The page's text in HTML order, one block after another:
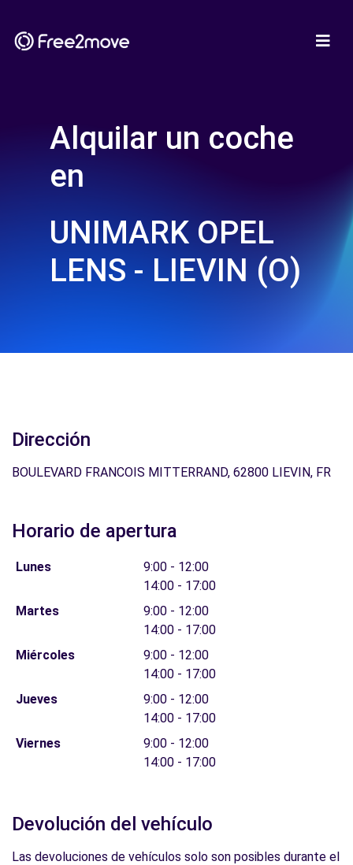
Alquilar un coche
en
UNIMARK OPEL
LENS - LIEVIN (O)
Dirección
BOULEVARD FRANCOIS MITTERRAND, 62800 LIEVIN, FR
Horario de apertura
Lunes
9:00 - 12:00
14:00 - 17:00
Martes
9:00 - 12:00
14:00 - 17:00
Miércoles
9:00 - 12:00
14:00 - 17:00
Jueves
9:00 - 12:00
14:00 - 17:00
Viernes
9:00 - 12:00
14:00 - 17:00
Devolución del vehículo
Las devoluciones de vehículos solo son posibles durante el